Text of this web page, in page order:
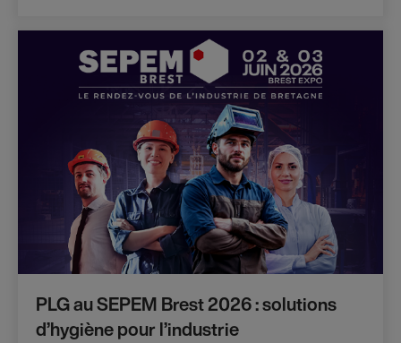
PLG au SEPEM Brest 2026 : solutions
d’hygiène pour l’industrie